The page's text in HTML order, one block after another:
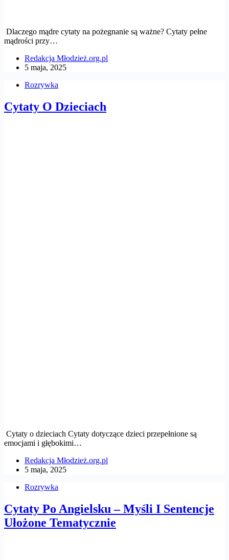
Dlaczego mądre cytaty na pożegnanie są ważne? Cytaty pełne
mądrości przy…
Redakcja Młodzież.org.pl
5 maja, 2025
Rozrywka
Cytaty O Dzieciach
Cytaty o dzieciach Cytaty dotyczące dzieci przepełnione są
emocjami i głębokimi…
Redakcja Młodzież.org.pl
5 maja, 2025
Rozrywka
Cytaty Po Angielsku – Myśli I Sentencje
Ułożone Tematycznie